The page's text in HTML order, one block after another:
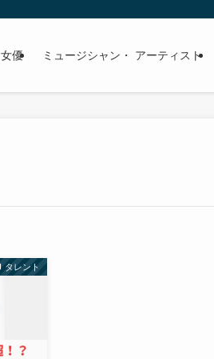
女優 ミュージシャン・ アーティスト
タレント